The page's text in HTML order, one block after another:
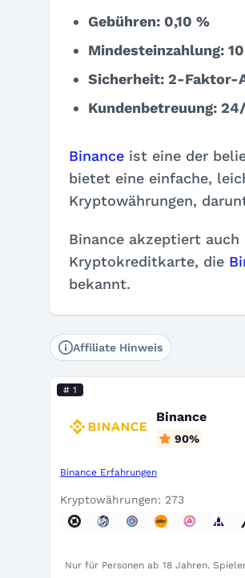
Gebühren: 0,10 %
Mindesteinzahlung:
Sicherheit: 2-Faktor-
Kundenbetreuung:
Binance ist eine der
bietet eine einfache,
Kryptowährungen,
Binance akzeptiert
Kryptokreditkarte, die
bekannt.
Affiliate Hinweis
# 1
Binance
90%
Binance Erfahrungen
Kryptowährungen: 273
Nur für Personen ab 18 Jahren.